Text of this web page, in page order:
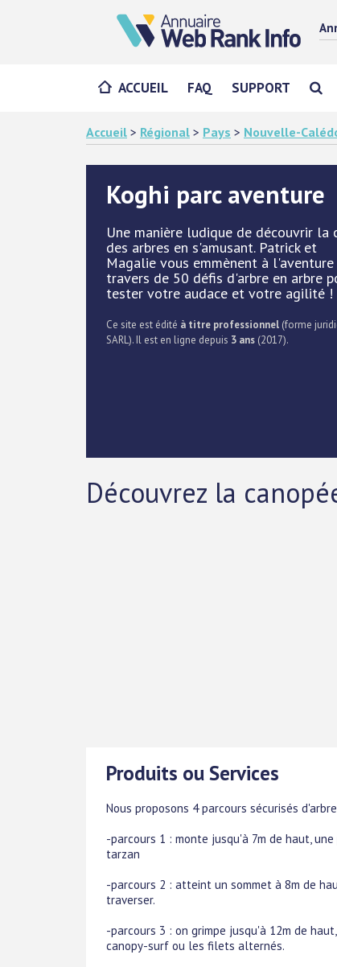
ACCUEIL FAQ SUPPORT
Accueil > Régional > Pays > Nouvelle-
Koghi parc aventure
Une manière ludique de découvrir la
des arbres en s'amusant. Patrick et
Magalie vous emmènent à l'aventure
travers de 50 défis d'arbre en arbre
tester votre audace et votre agilité !
Ce site est édité à titre professionnel (forme
SARL). Il est en ligne depuis 3 ans (2017).
Découvrez la
Produits ou Services
Nous proposons 4 parcours sécurisés
-parcours 1 : monte jusqu'à 7m de haut,
tarzan
-parcours 2 : atteint un sommet à 8m de
traverser.
-parcours 3 : on grimpe jusqu'à 12m de
canopy-surf ou les filets alternés.